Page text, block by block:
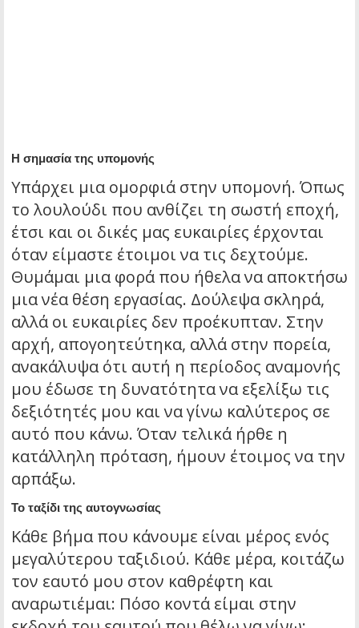
Η σημασία της υπομονής
Υπάρχει μια ομορφιά στην υπομονή. Όπως
το λουλούδι που ανθίζει τη σωστή εποχή,
έτσι και οι δικές μας ευκαιρίες έρχονται
όταν είμαστε έτοιμοι να τις δεχτούμε.
Θυμάμαι μια φορά που ήθελα να αποκτήσω
μια νέα θέση εργασίας. Δούλεψα σκληρά,
αλλά οι ευκαιρίες δεν προέκυπταν. Στην
αρχή, απογοητεύτηκα, αλλά στην πορεία,
ανακάλυψα ότι αυτή η περίοδος αναμονής
μου έδωσε τη δυνατότητα να εξελίξω τις
δεξιότητές μου και να γίνω καλύτερος σε
αυτό που κάνω. Όταν τελικά ήρθε η
κατάλληλη πρόταση, ήμουν έτοιμος να την
αρπάξω.
Το ταξίδι της αυτογνωσίας
Κάθε βήμα που κάνουμε είναι μέρος ενός
μεγαλύτερου ταξιδιού. Κάθε μέρα, κοιτάζω
τον εαυτό μου στον καθρέφτη και
αναρωτιέμαι: Πόσο κοντά είμαι στην